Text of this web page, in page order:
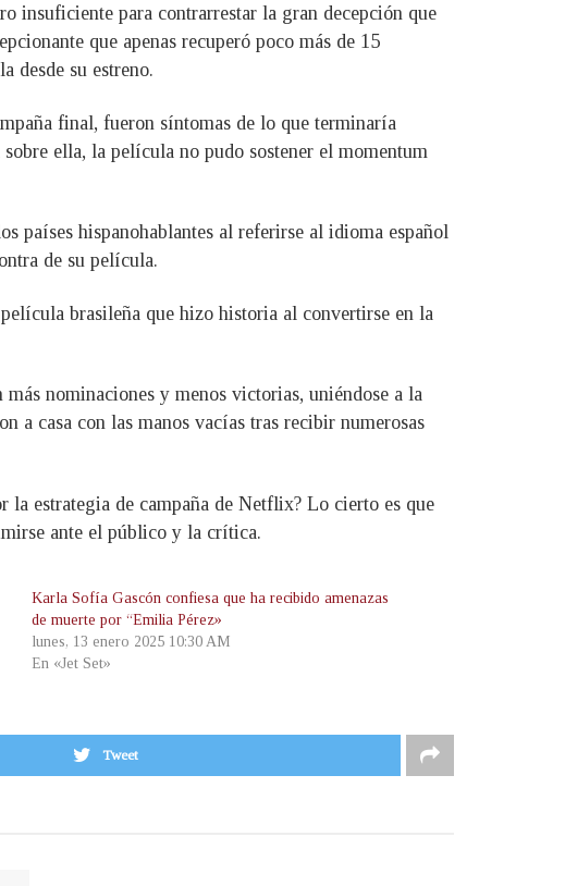
insuficiente para contrarrestar la gran decepción que
que apenas recuperó poco más de 15
desde su estreno.
final, fueron síntomas de lo que terminaría
ella, la película no pudo sostener el momentum
países hispanohablantes al referirse al idioma español
de su película.
brasileña que hizo historia al convertirse en la
nominaciones y menos victorias, uniéndose a la
a casa con las manos vacías tras recibir numerosas
estrategia de campaña de Netflix? Lo cierto es que
ante el público y la crítica.
Karla Sofía Gascón confiesa que ha recibido amenazas
de muerte por “Emilia Pérez»
lunes, 13 enero 2025 10:30 AM
En «Jet Set»
Tweet